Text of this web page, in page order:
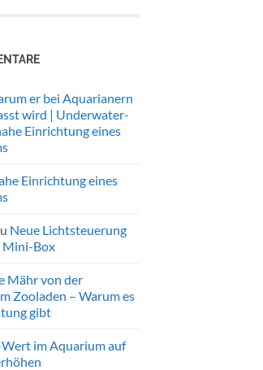
er bei Aquarianern
wird | Underwater-
Einrichtung eines
Einrichtung eines
Neue Lichtsteuerung
Mini-Box
Mähr von der
Zooladen – Warum es
gibt
im Aquarium auf